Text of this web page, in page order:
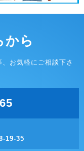
から
お気軽にご相談下さ
19-35